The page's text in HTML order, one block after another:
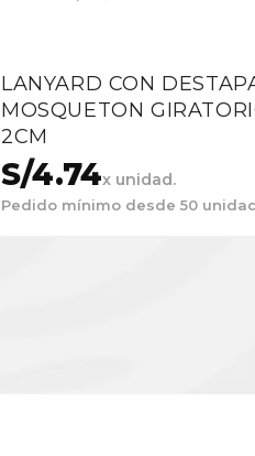
LANYARD CON
MOSQUETON
2CM
S/4.74x unidad.
Pedido mínimo desde 50